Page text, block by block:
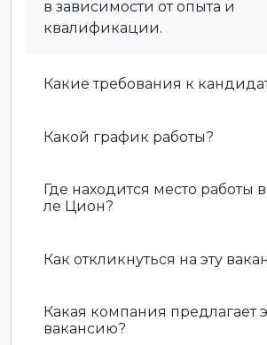
в зависимости от опыта и
квалификации.
Какие требования к
Какой график работы?
Где находится место работы
ле Цион?
Как откликнуться на эту
Какая компания предлагает
вакансию?